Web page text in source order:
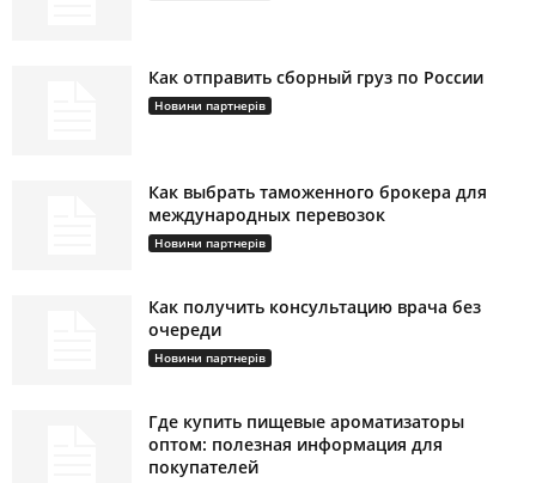
Как отправить сборный груз по России
Новини партнерів
Как выбрать таможенного брокера для
международных перевозок
Новини партнерів
Как получить консультацию врача без
очереди
Новини партнерів
Где купить пищевые ароматизаторы
оптом: полезная информация для
покупателей